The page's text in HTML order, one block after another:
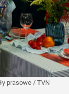
prasowe / TVN